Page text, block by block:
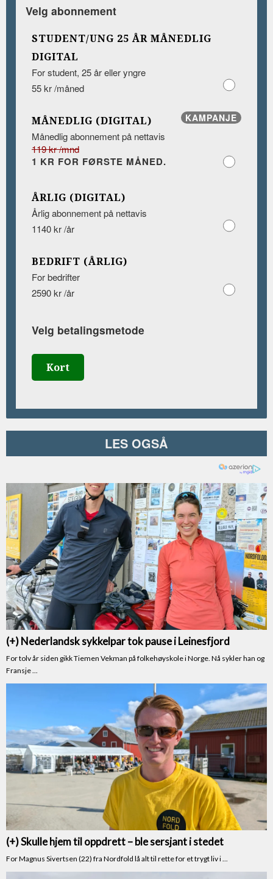
Velg abonnement
STUDENT/UNG 25 ÅR MÅNEDLIG
DIGITAL
For student, 25 år eller yngre
55 kr /måned
KAMPANJE
MÅNEDLIG (DIGITAL)
Månedlig abonnement på nettavis
119 kr /mnd
1 KR FOR FØRSTE MÅNED.
ÅRLIG (DIGITAL)
Årlig abonnement på nettavis
1140 kr /år
BEDRIFT (ÅRLIG)
For bedrifter
2590 kr /år
Velg betalingsmetode
Kort
LES OGSÅ